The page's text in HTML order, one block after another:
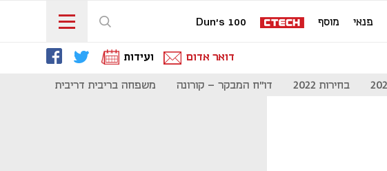
פנאי מוסף Dun's 100
דואר אדום ועידות
בחירות 2022 דו"ח המבקר - קורונה משפחה בריבית דריבית